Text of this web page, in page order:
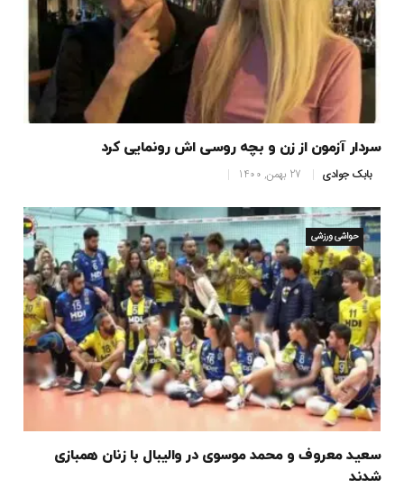
سردار آزمون از زن و بچه روسی اش رونمایی کرد
بابک جوادی 27 بهمن, 1400
حواشی ورزشی
سعید معروف و محمد موسوی در والیبال با زنان همبازی
شدند